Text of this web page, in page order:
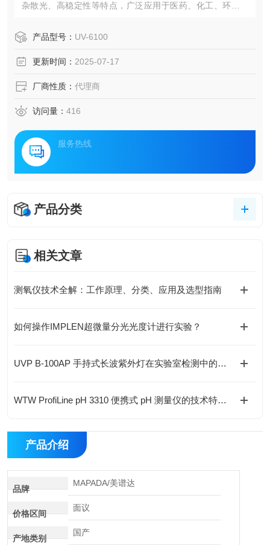
杂散光、高稳定性等特点，广泛应用于医药、化工、环境保
产品型号： UV-6100
更新时间： 2025-07-17
厂商性质： 代理商
访问量： 416
服务热线
产品分类
相关文章
测氧仪技术全解：工作原理、分类、应用及选型指南
如何操作IMPLEN超微量分光光度计进行实验？
UVP B-100AP 手持式长波紫外灯在实验室检测中的应用与优势
WTW ProfiLine pH 3310 便携式 pH 测量仪的技术特点与应用解析
产品介绍
品牌
MAPADA/美谱达
价格区间
面议
产地类别
国产